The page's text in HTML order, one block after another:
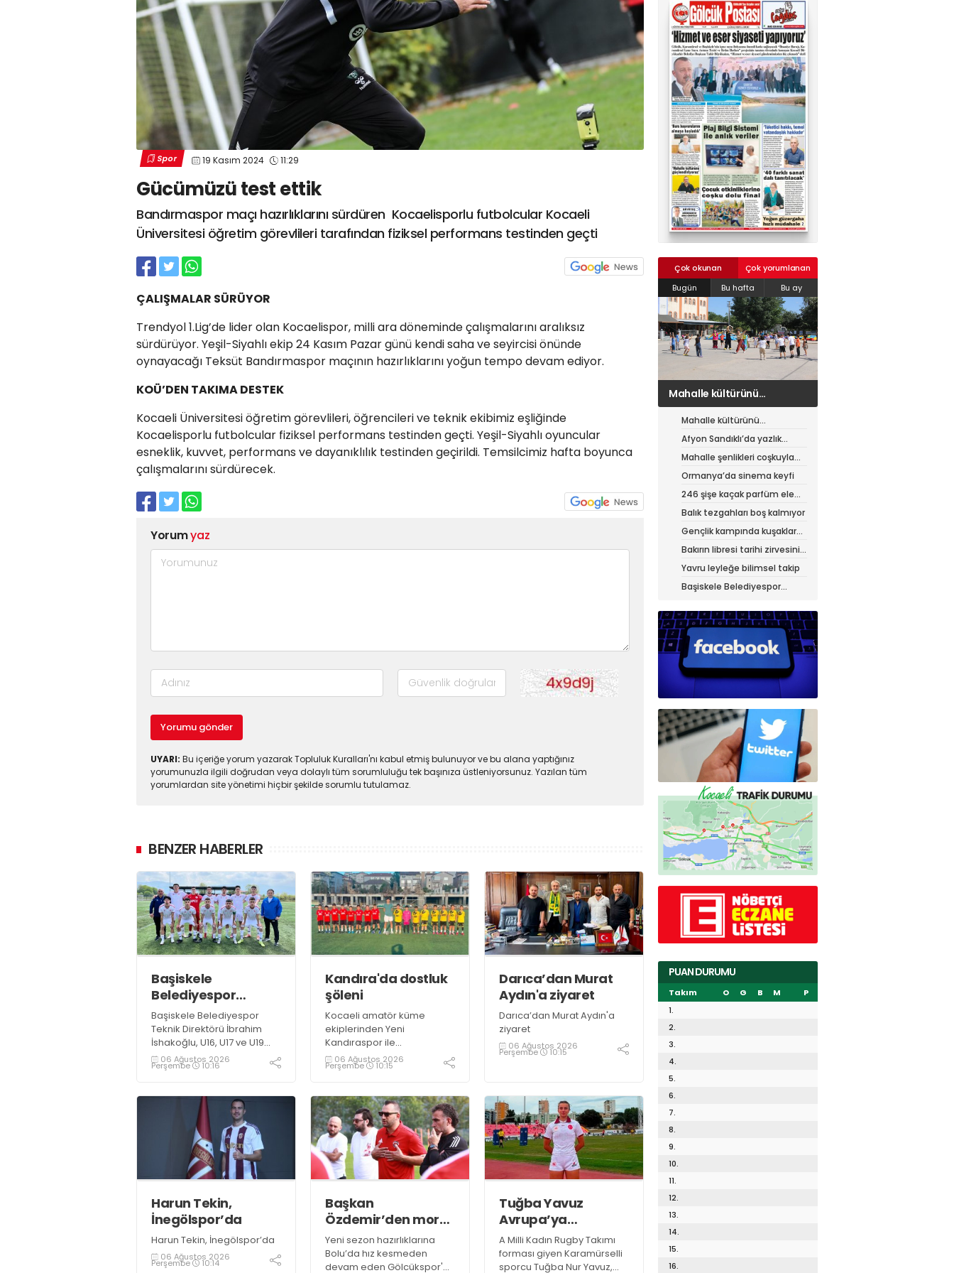
Spor 19 Kasım 2024 11:29
Gücümüzü test ettik
Bandırmaspor maçı hazırlıklarını sürdüren Kocaelisporlu futbolcular Kocaeli
Üniversitesi öğretim görevlileri tarafından fiziksel performans testinden geçti
ÇALIŞMALAR SÜRÜYOR
Trendyol 1.Lig’de lider olan Kocaelispor, milli ara döneminde çalışmalarını aralıksız
sürdürüyor. Yeşil-Siyahlı ekip 24 Kasım Pazar günü kendi saha ve seyircisi önünde
oynayacağı Teksüt Bandırmaspor maçının hazırlıklarını yoğun tempo devam ediyor.
KOÜ’DEN TAKIMA DESTEK
Kocaeli Üniversitesi öğretim görevlileri, öğrencileri ve teknik ekibimiz eşliğinde
Kocaelisporlu futbolcular fiziksel performans testinden geçti. Yeşil-Siyahlı oyuncular
esneklik, kuvvet, performans ve dayanıklılık testinden geçirildi. Temsilcimiz hafta boyunca
çalışmalarını sürdürecek.
Yorumyaz
Yorumu gönder
UYARI: Bu içeriğe yorum yazarak Topluluk Kuralları'nı kabul etmiş bulunuyor ve bu alana yaptığınız
yorumunuzla ilgili doğrudan veya dolaylı tüm sorumluluğu tek başınıza üstleniyorsunuz. Yazılan tüm
yorumlardan site yönetimi hiçbir şekilde sorumlu tutulamaz.
BENZER HABERLER
Başiskele
Belediyespor
Gelişim Ligi’ne hazır
Başiskele Belediyespor
Teknik Direktörü İbrahim
İshakoğlu, U16, U17 ve U19
takımlarının mücadele
edeceği Gelişim Ligi
bulundu. Genç oyuncuların
gelişimine dikkat çeken
İshakoğlu, hedeflerinin
sadece sonuç almak değil,
Türk futboluna örnek
sporcular kazandırmak
olduğunu söyledi
06 Ağustos 2026
Perşembe 10:16
Kandıra'da dostluk
şöleni
Kocaeli amatör küme
ekiplerinden Yeni
Kandıraspor ile
Bekirderespor'un U10, U11 ve
U12 yaş kategorilerindeki
maçında karşılaştı. Yaklaşık
100 genç futbolcunun ter
döktüğü maçların ardından
sporculara Kandıra'nın
yöresel lezzeti mancarlı
pide ve karpuz ikram edildi
06 Ağustos 2026
Perşembe 10:15
Darıca’dan Murat
Aydın'a ziyaret
Darıca’dan Murat Aydın'a
ziyaret
06 Ağustos 2026
Perşembe 10:15
Harun Tekin,
İnegölspor’da
Harun Tekin, İnegölspor’da
06 Ağustos 2026
Perşembe 10:14
Başkan
Özdemir’den moral
ziyareti
Yeni sezon hazırlıklarına
Bolu’da hız kesmeden
devam eden Gölcükspor'a,
Tuğba Yavuz
Avrupa’ya
hazırlanıyor
A Milli Kadın Rugby Takımı
forması giyen Karamürselli
sporcu Tuğba Nur Yavuz,
Çok okunan
Çok yorumlanan
Bugün
Bu hafta Bu ay
Afyon Sandıklı’da yazlık
patates hasadı
Mahalle kültürünü
canlandıran şenlik
Afyon Sandıklı’da yazlık
patates hasadı
Mahalle şenlikleri coşkuyla
sürüyor
Ormanya’da sinema keyfi
246 şişe kaçak parfüm ele
geçirildi
Balık tezgahları boş kalmıyor
Gençlik kampında kuşaklar
buluştu
Bakırın libresi tarihi zirvesini
test ediyor
Yavru leyleğe bilimsel takip
Başiskele Belediyespor
PUAN DURUMU
Takım O G B M
P
1.
2.
3.
4.
5.
6.
7.
8.
9.
10.
11.
12.
13.
14.
15.
16.
02624132333
haber@golcukpostasi.com